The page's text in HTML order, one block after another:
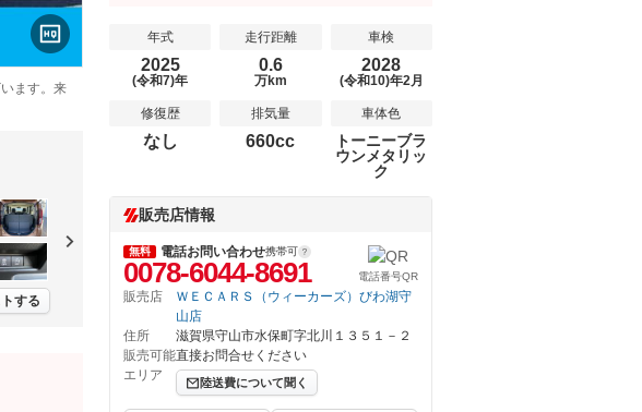
ます。来
する
年式
2025
(令和7)年
走行距離
0.6
万km
車検
2028
(令和10)年2月
修復歴
なし
排気量
660cc
車体色
トーニーブラ
ウンメタリッ
ク
販売店情報
無料 電話お問い合わせ携帯可
0078-6044-8691 電話番号QR
販売店
ＷＥＣＡＲＳ（ウィーカーズ）びわ湖守
山店
住所
滋賀県守山市水保町字北川１３５１－２
販売可能
エリア
直接お問合せください
陸送費について聞く